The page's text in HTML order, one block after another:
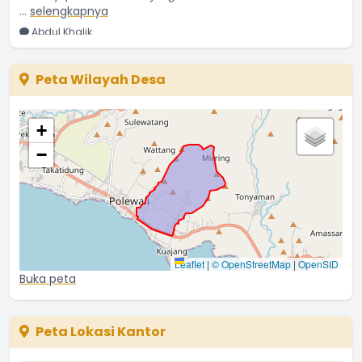
Abdul Khalik
17 Juni 2025 05:42:22
... selengkapnya
28 Mei 2025 19:41:07
PMK 49 Tahun 2025 adalah terobosan hebat yang
memperkuat
...selengkapnya
desago
01 September 2025 10:24:33
Pertemuan Pokja Kampung KB di Desa Kuajang sangat
...selengkapnya
Langkah Pemerintah Desa Kuajang bersama DPRD
Peta Wilayah Desa
+
−
Leaflet | © OpenStreetMap | OpenSID
Buka peta
Peta Lokasi Kantor